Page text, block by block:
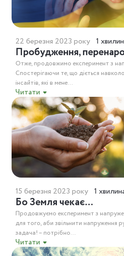
22 березня 2023 року 1
Пробудження,
Отже, продовжимо експеримент з
Спостерігаючи те, що діється
інсайтів, які в мене...
Читати
15 березня 2023 року 1
Бо Земля чекає…
Продовжуємо експеримент з
для того, аби звільнити напруження
задача! – потрібно...
Читати